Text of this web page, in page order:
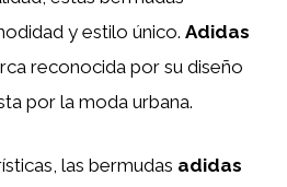
y estilo único. Adidas
reconocida por su diseño
por la moda urbana.
las bermudas adidas